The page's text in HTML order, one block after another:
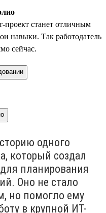
проект станет отличным
навыки. Так работодатель
сейчас.
одного
который создал
планирования
Оно не стало
но помогло ему
в крупной ИТ-